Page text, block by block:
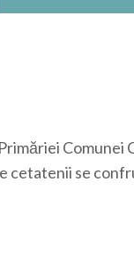
Comunei
cetatenii se